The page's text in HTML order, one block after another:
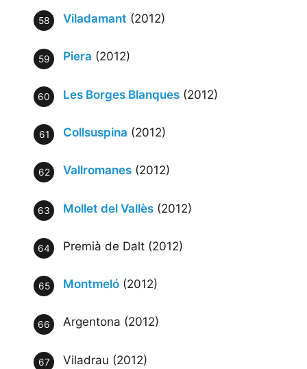
Viladamant (2012)
Piera (2012)
Les Borges Blanques (2012)
Collsuspina (2012)
Vallromanes (2012)
Mollet del Vallès (2012)
Premià de Dalt (2012)
Montmeló (2012)
Argentona (2012)
Viladrau (2012)